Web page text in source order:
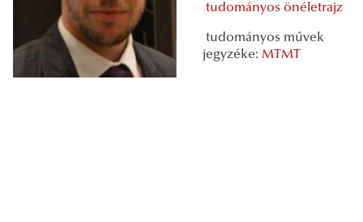
tudományos önéletrajz
tudományos művek
jegyzéke: MTMT